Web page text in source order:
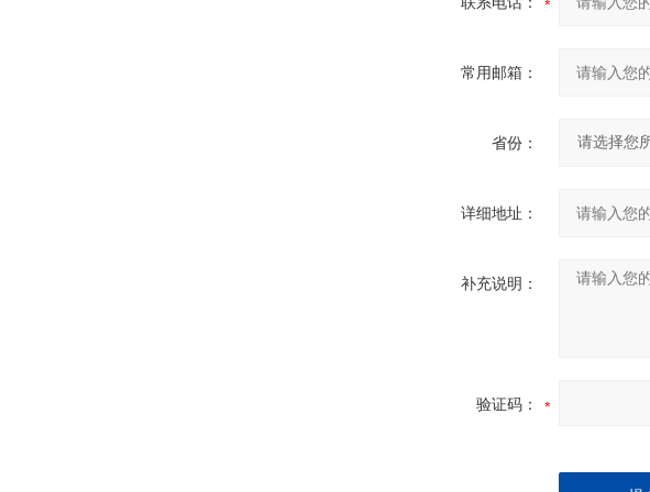
常用邮箱：
省份：
详细地址：
补充说明：
验证码：